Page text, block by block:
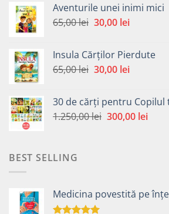
fost:
65,00 lei.
30,00 lei.
Aventurile unei inimi mici
65,00lei Prețul
fost:
65,00 lei.
30,00 leiPrețul
30,00 lei.
Insula Cărților Pierdute
65,00lei Prețul
fost:
65,00 lei.
30,00 leiPrețul
30,00 lei.
30 de cărți pentru Copilul
1.250,00lei Prețul
300,00 leiPrețul
BEST SELLING
Medicina povestită pe